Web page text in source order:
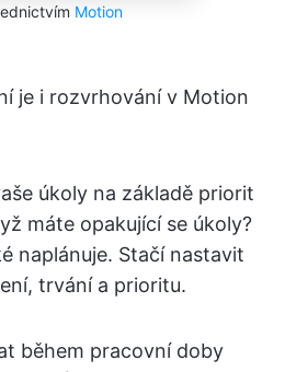
Motion
je i rozvrhování v Motion
úkoly na základě priorit
máte opakující se úkoly?
naplánuje. Stačí nastavit
trvání a prioritu.
během pracovní doby